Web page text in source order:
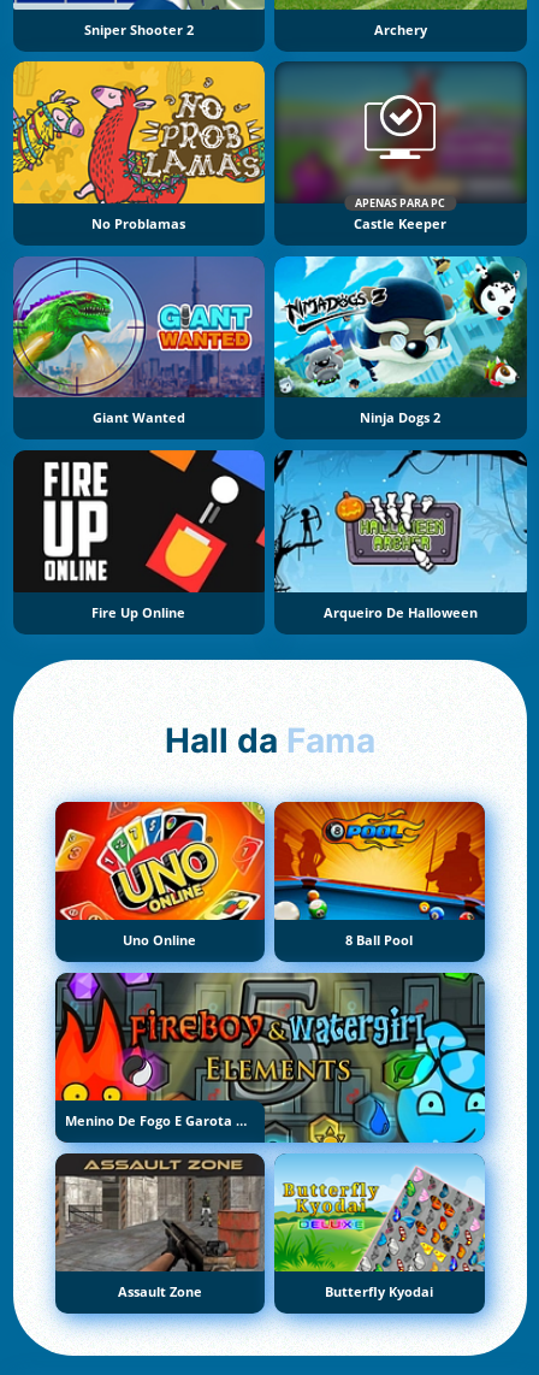
Sniper Shooter 2 Archery
No Problamas
APENAS PARA PC
Castle Keeper
Giant Wanted Ninja Dogs 2
Fire Up Online Arqueiro De Halloween
Hall da Fama
Uno Online 8 Ball Pool
Menino De Fogo E Garota De Água 5: Elementos
Assault Zone Butterfly Kyodai